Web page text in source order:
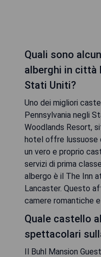
Quali sono
alberghi in città
Stati Uniti?
Uno dei migliori
Pennsylvania negli
Woodlands Resort,
hotel offre lussuose
un vero e proprio
servizi di prima
albergo è il The Inn
Lancaster. Questo
camere romantiche
Quale castello
spettacolari
Il Buhl Mansion